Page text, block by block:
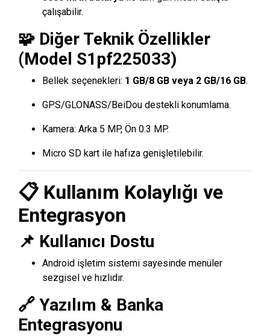
çalışabilir.
🧩 Diğer Teknik Özellikler
(Model S1pf225033)
Bellek seçenekleri: 1 GB/8 GB veya 2 GB/16 GB.
GPS/GLONASS/BeiDou destekli konumlama.
Kamera: Arka 5 MP, Ön 0.3 MP.
Micro SD kart ile hafıza genişletilebilir.
📋 Kullanım Kolaylığı ve
Entegrasyon
📌 Kullanıcı Dostu
Android işletim sistemi sayesinde menüler
sezgisel ve hızlıdır.
🔗 Yazılım & Banka
Entegrasyonu